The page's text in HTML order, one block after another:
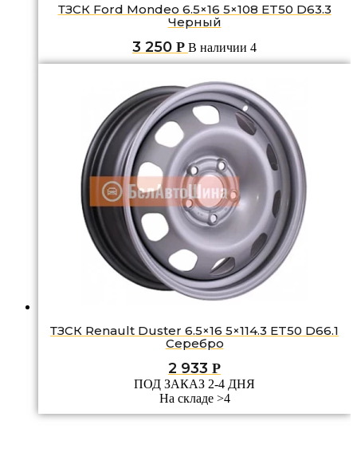
ТЗСК Ford Mondeo 6.5×16 5×108 ET50 D63.3
Черный
3 250 Р В наличии 4
ТЗСК Renault Duster 6.5×16 5×114.3 ET50 D66.1
Серебро
2 933 Р
ПОД ЗАКАЗ 2-4 ДНЯ
На складе >4